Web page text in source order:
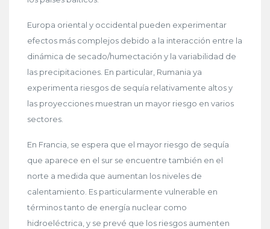
Europa oriental y occidental pueden experimentar
efectos más complejos debido a la interacción entre la
dinámica de secado/humectación y la variabilidad de
las precipitaciones. En particular, Rumania ya
experimenta riesgos de sequía relativamente altos y
las proyecciones muestran un mayor riesgo en varios
sectores.
En Francia, se espera que el mayor riesgo de sequía
que aparece en el sur se encuentre también en el
norte a medida que aumentan los niveles de
calentamiento. Es particularmente vulnerable en
términos tanto de energía nuclear como
hidroeléctrica, y se prevé que los riesgos aumenten